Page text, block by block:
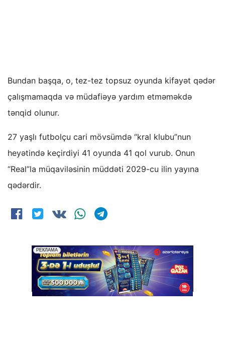
Bundan başqa, o, tez-tez topsuz oyunda kifayət qədər
çalışmamaqda və müdafiəyə yardım etməməkdə
tənqid olunur.
27 yaşlı futbolçu cari mövsümdə “kral klubu”nun
heyətində keçirdiyi 41 oyunda 41 qol vurub. Onun
“Real”la müqaviləsinin müddəti 2029-cu ilin yayına
qədərdir.